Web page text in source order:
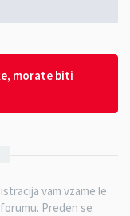
morate biti
vam vzame le
Preden se